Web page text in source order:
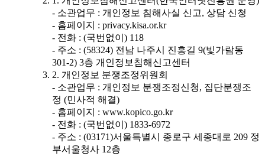
- 소관업무 : 개인정보 침해사실 신고, 상담 신청
- 홈페이지 : privacy.kisa.or.kr
- 전화 : (국번없이) 118
- 주소 : (58324) 전남 나주시 진흥길 9(빛가람동
301-2) 3층 개인정보침해신고센터
2. 개인정보 분쟁조정위원회
- 소관업무 : 개인정보 분쟁조정신청, 집단분쟁조
정 (민사적 해결)
- 홈페이지 : www.kopico.go.kr
- 전화 : (국번없이) 1833-6972
- 주소 : (03171)서울특별시 종로구 세종대로 209 정
부서울청사 12층